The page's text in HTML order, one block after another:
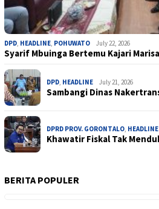
DPD, HEADLINE, POHUWATO July 22, 2026
Syarif Mbuinga Bertemu Kajari
DPD, HEADLINE July 21, 2026
Sambangi Dinas
DPRD PROV. GORONTALO, HEADLINE
Khawatir Fiskal Tak
BERITA POPULER